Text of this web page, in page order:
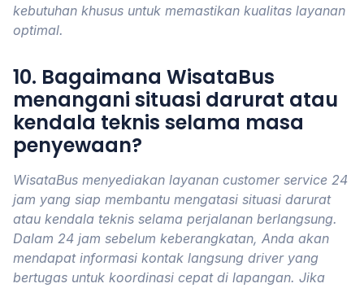
kebutuhan khusus untuk memastikan kualitas layanan
optimal.
10. Bagaimana WisataBus
menangani situasi darurat atau
kendala teknis selama masa
penyewaan?
WisataBus menyediakan layanan customer service 24
jam yang siap membantu mengatasi situasi darurat
atau kendala teknis selama perjalanan berlangsung.
Dalam 24 jam sebelum keberangkatan, Anda akan
mendapat informasi kontak langsung driver yang
bertugas untuk koordinasi cepat di lapangan. Jika